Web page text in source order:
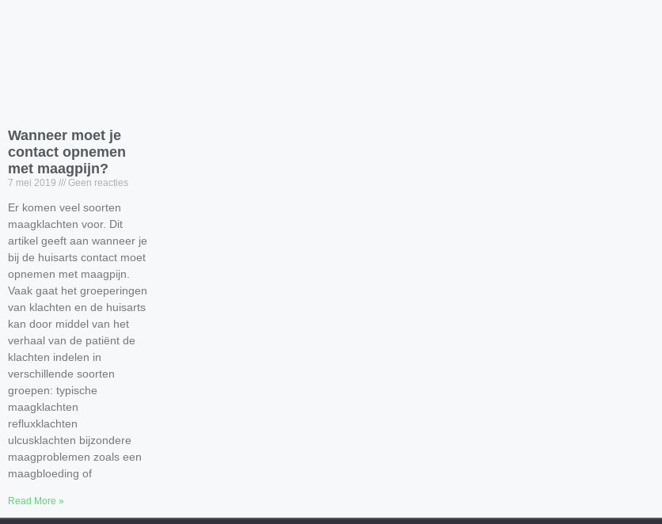
Wanneer moet je
contact opnemen
met maagpijn?
7 mei 2019 Geen reacties
Er komen veel soorten
maagklachten voor. Dit
artikel geeft aan wanneer je
bij de huisarts contact moet
opnemen met maagpijn.
Vaak gaat het groeperingen
van klachten en de huisarts
kan door middel van het
verhaal van de patiënt de
klachten indelen in
verschillende soorten
groepen: typische
maagklachten
refluxklachten
ulcusklachten bijzondere
maagproblemen zoals een
maagbloeding of
Read More »